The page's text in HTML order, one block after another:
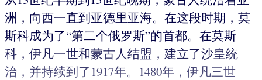
洲，向西一直到亚德里亚海。在这段时期，莫
斯科成为了“第二个俄罗斯”的首都。在莫斯
科，伊凡一世和蒙古人结盟，建立了沙皇统
治，并持续到了1917年。1480年，伊凡三世